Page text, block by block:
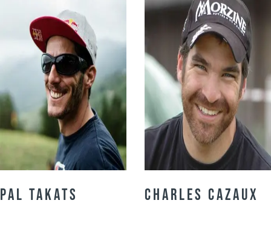
Pal Takats Charles Cazaux